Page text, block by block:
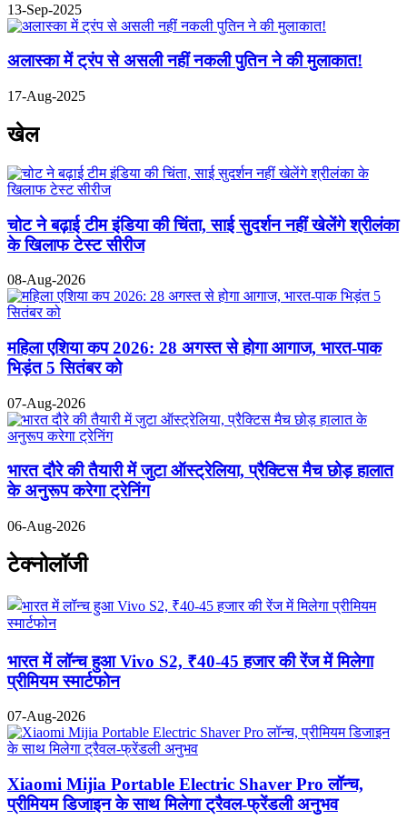
13-Sep-2025
अलास्का में ट्रंप से असली नहीं नकली पुतिन ने की मुलाकात!
17-Aug-2025
खेल
चोट ने बढ़ाई टीम इंडिया की चिंता, साई सुदर्शन नहीं खेलेंगे श्रीलंका
के खिलाफ टेस्ट सीरीज
08-Aug-2026
महिला एशिया कप 2026: 28 अगस्त से होगा आगाज, भारत-पाक
भिड़ंत 5 सितंबर को
07-Aug-2026
भारत दौरे की तैयारी में जुटा ऑस्ट्रेलिया, प्रैक्टिस मैच छोड़ हालात
के अनुरूप करेगा ट्रेनिंग
06-Aug-2026
टेक्नोलॉजी
भारत में लॉन्च हुआ Vivo S2, ₹40-45 हजार की रेंज में मिलेगा
प्रीमियम स्मार्टफोन
07-Aug-2026
Xiaomi Mijia Portable Electric Shaver Pro लॉन्च,
प्रीमियम डिजाइन के साथ मिलेगा ट्रैवल-फ्रेंडली अनुभव